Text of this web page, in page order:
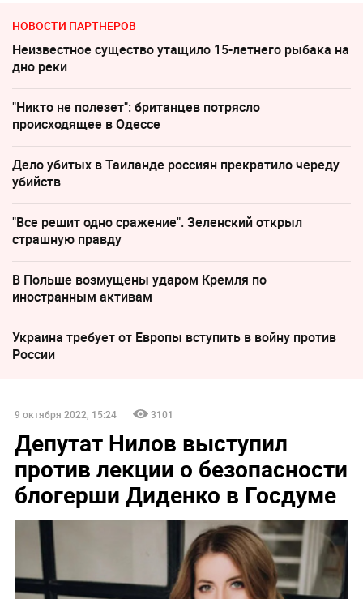
НОВОСТИ ПАРТНЕРОВ
Неизвестное существо утащило 15-летнего рыбака на
дно реки
"Никто не полезет": британцев потрясло
происходящее в Одессе
Дело убитых в Таиланде россиян прекратило череду
убийств
"Все решит одно сражение". Зеленский открыл
страшную правду
В Польше возмущены ударом Кремля по
иностранным активам
Украина требует от Европы вступить в войну против
России
9 октября 2022, 15:24 3101
Депутат Нилов выступил
против лекции о безопасности
блогерши Диденко в Госдуме